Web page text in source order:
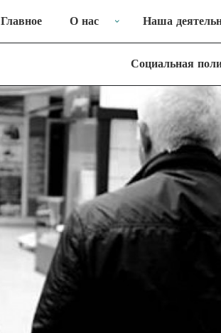
Главное О нас Наша
Социальная